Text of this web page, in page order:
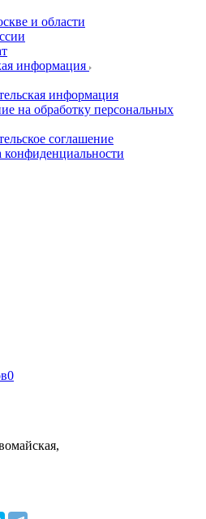
и области
информация
информация
на обработку персональных
соглашение
0